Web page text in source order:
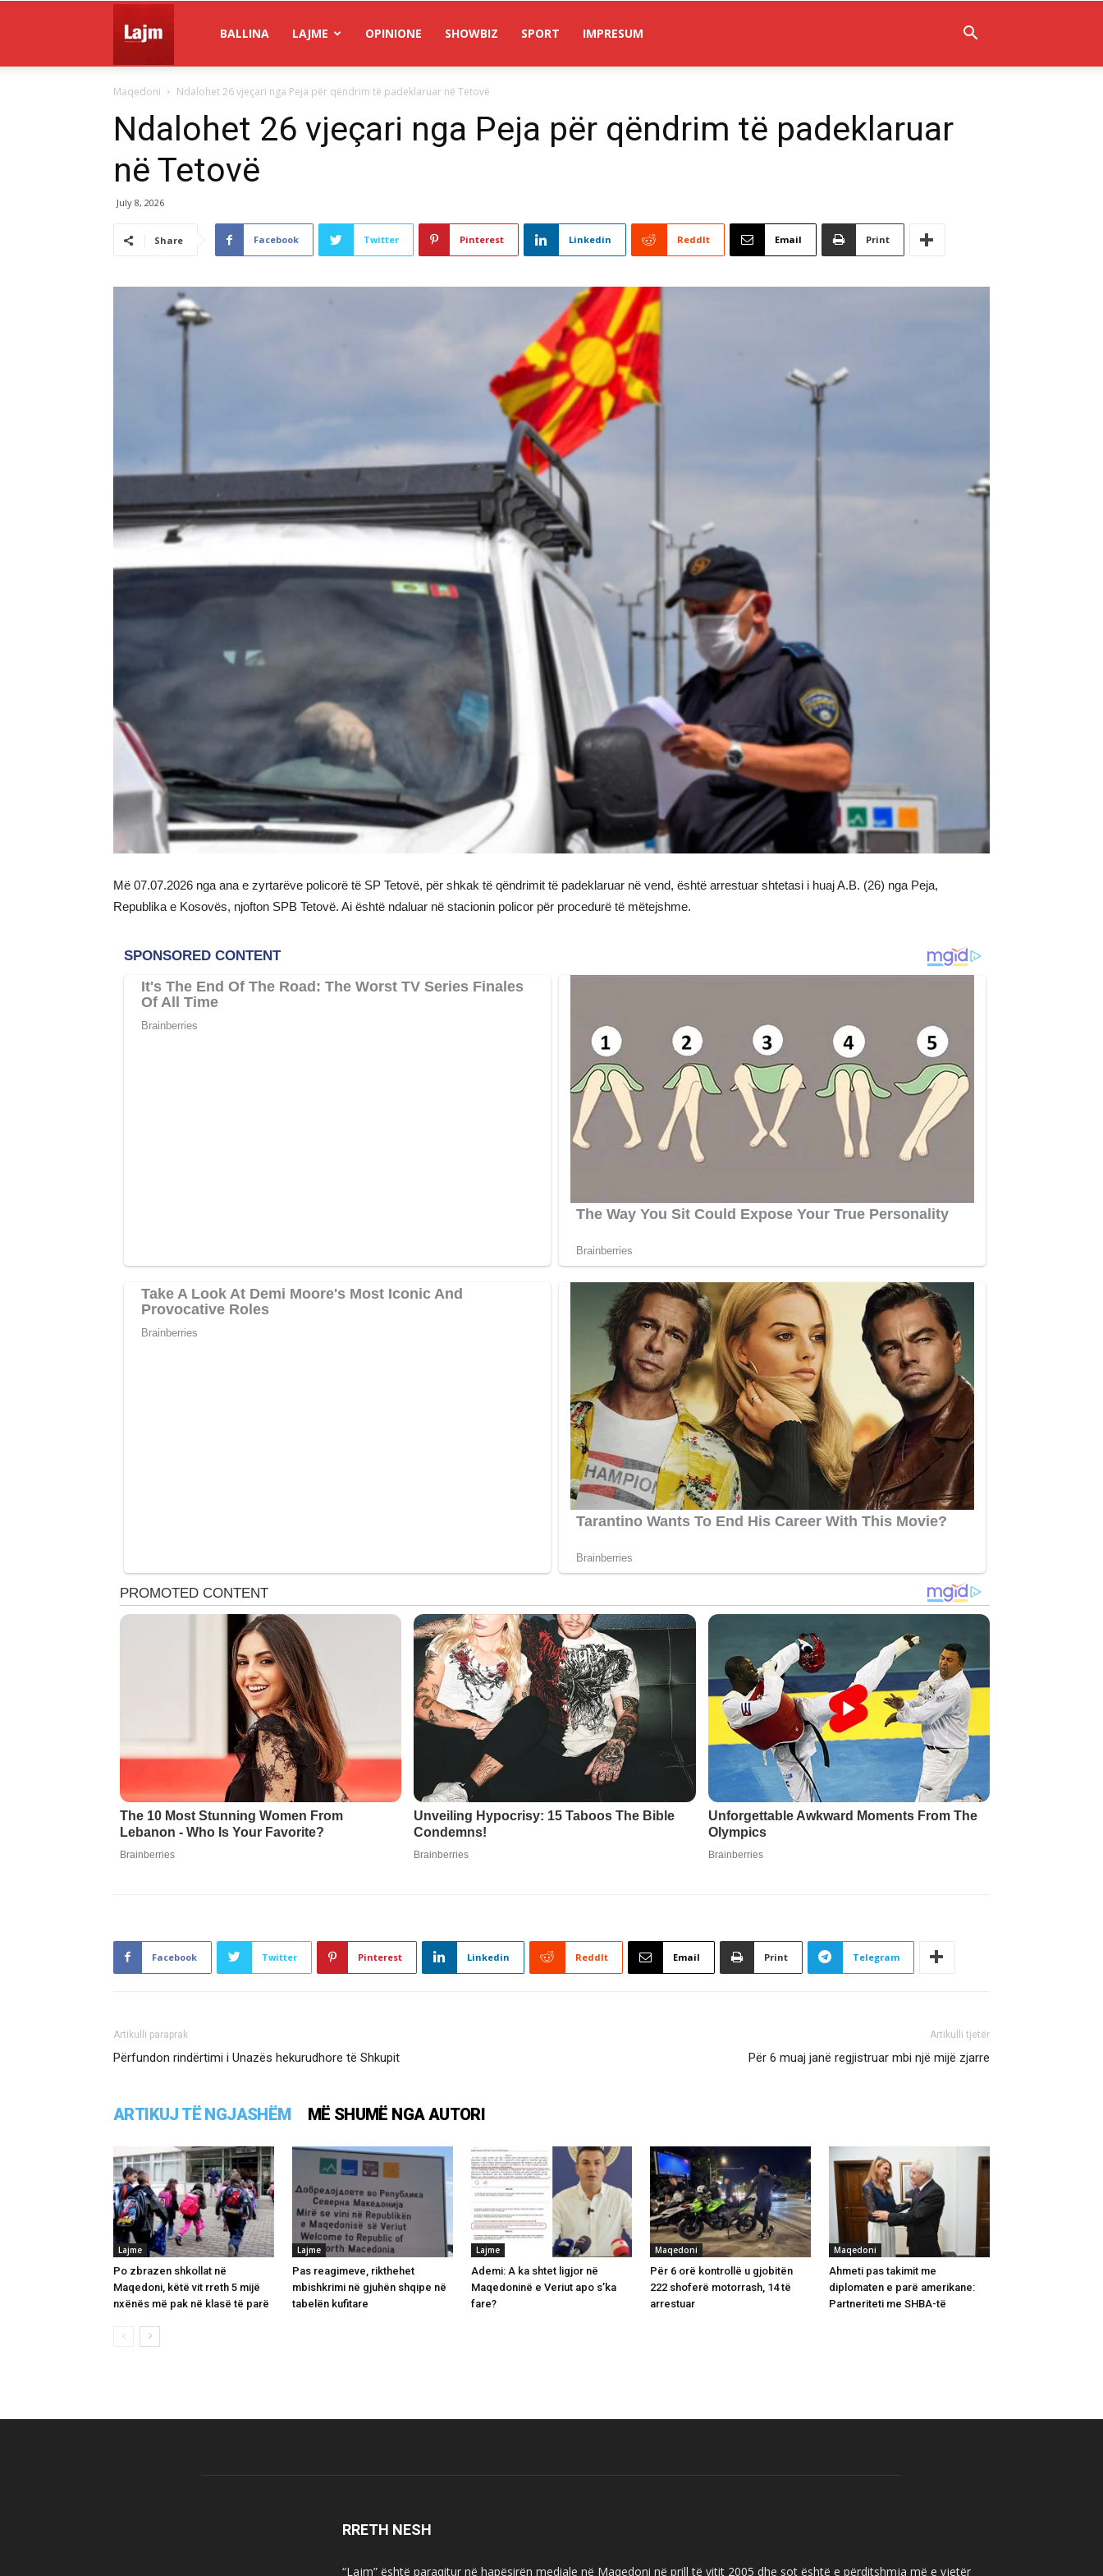
Lajm
BALLINA LAJME OPINIONE SHOWBIZ SPORT IMPRESUM
Maqedoni Ndalohet 26 vjeçari nga Peja për qëndrim të padeklaruar në Tetovë
Ndalohet 26 vjeçari nga Peja për qëndrim të padeklaruar
në Tetovë
July 8, 2026
Share Facebook Twitter Pinterest Linkedin ReddIt Email Print
Më 07.07.2026 nga ana e zyrtarëve policorë të SP Tetovë, për shkak të qëndrimit të padeklaruar në vend, është arrestuar shtetasi i huaj A.B. (26) nga Peja,
Republika e Kosovës, njofton SPB Tetovë. Ai është ndaluar në stacionin policor për procedurë të mëtejshme.
Facebook Twitter Pinterest Linkedin ReddIt Email Print Telegram
Artikulli paraprak
Përfundon rindërtimi i Unazës hekurudhore të Shkupit
Artikulli tjetër
Për 6 muaj janë regjistruar mbi një mijë zjarre
ARTIKUJ TË NGJASHËM MË SHUMË NGA AUTORI
Lajme
Po zbrazen shkollat në
Maqedoni, këtë vit rreth 5 mijë
nxënës më pak në klasë të parë
Lajme
Pas reagimeve, rikthehet
mbishkrimi në gjuhën shqipe në
tabelën kufitare
Lajme
Ademi: A ka shtet ligjor në
Maqedoninë e Veriut apo s’ka
fare?
Maqedoni
Për 6 orë kontrollë u gjobitën
222 shoferë motorrash, 14 të
arrestuar
Maqedoni
Ahmeti pas takimit me
diplomaten e parë amerikane:
Partneriteti me SHBA-të
RRETH NESH
“Lajm” është paraqitur në hapësirën mediale në Maqedoni në prill të vitit 2005 dhe sot është e përditshmja më e vjetër